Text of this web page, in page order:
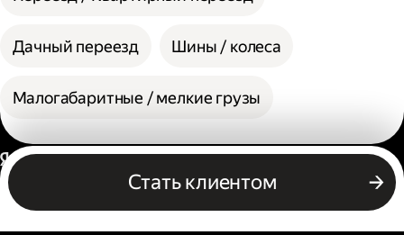
Дачный переезд Шины / колеса
Малогабаритные / мелкие грузы
Стать клиентом
Россия
Бизнесу